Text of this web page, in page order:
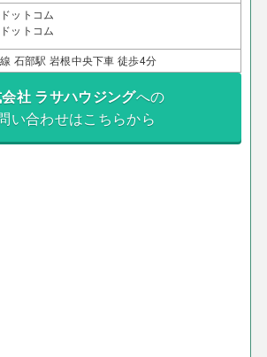
ットコム
ットコム
線 石部駅 岩根中央下車 徒歩4分
社 ラサハウジングへの
い合わせはこちらから